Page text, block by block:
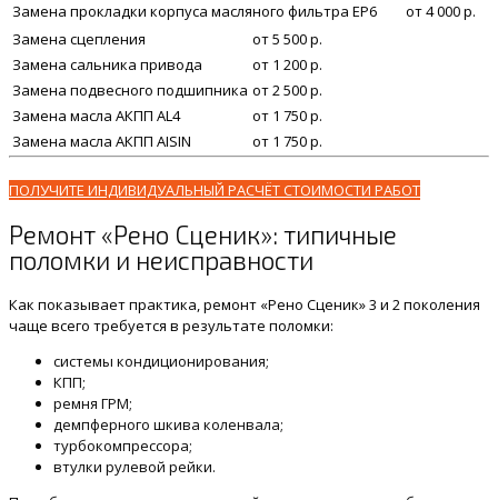
Замена прокладки корпуса масляного фильтра ЕР6
от 4 000 р.
Замена сцепления
от 5 500 р.
Замена сальника привода
от 1 200 р.
Замена подвесного подшипника от 2 500 р.
Замена масла АКПП AL4
от 1 750 р.
Замена масла АКПП AISIN
от 1 750 р.
ПОЛУЧИТЕ ИНДИВИДУАЛЬНЫЙ РАСЧЁТ СТОИМОСТИ РАБОТ
Ремонт «Рено Сценик»: типичные
поломки и неисправности
Как показывает практика, ремонт «Рено Сценик» 3 и 2 поколения
чаще всего требуется в результате поломки:
системы кондиционирования;
КПП;
ремня ГРМ;
демпферного шкива коленвала;
турбокомпрессора;
втулки рулевой рейки.